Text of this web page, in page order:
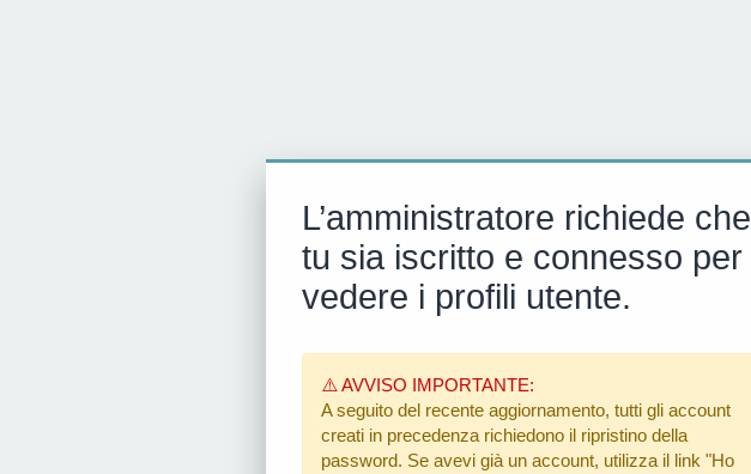
L’amministratore richiede che
tu sia iscritto e connesso per
vedere i profili utente.
⚠️ AVVISO IMPORTANTE:
A seguito del recente aggiornamento, tutti gli account
creati in precedenza richiedono il ripristino della
password. Se avevi già un account, utilizza il link "Ho